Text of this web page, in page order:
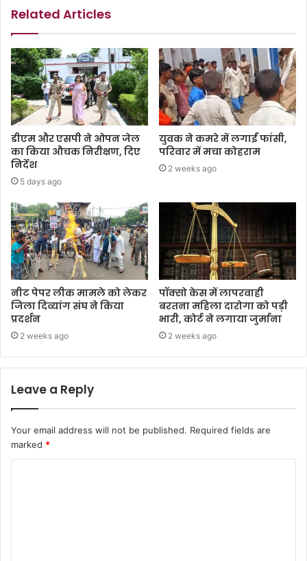
Related Articles
डीएम और एसपी ने ओपन जेल
का किया औचक निरीक्षण, दिए
निर्देश
5 days ago
युवक ने कमरे में लगाईं फांसी,
परिवार में मचा कोहराम
2 weeks ago
नीट पेपर लीक मामले को लेकर
जिला दिव्यांग संघ ने किया
प्रदर्शन
2 weeks ago
पॉक्सो केस में लापरवाही
बरतना महिला दारोगा को पड़ी
भारी, कोर्ट ने लगाया जुर्माना
2 weeks ago
Leave a Reply
Your email address will not be published. Required fields are
marked *